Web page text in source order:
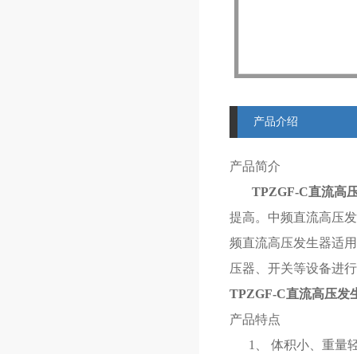
产品介绍
产品简介
TPZGF-C直流高
提高。中频直流高压
频直流高压发生器适
压器、开关等设备进
TPZGF-C直流高压发
产品特点
1、 体积小、重量